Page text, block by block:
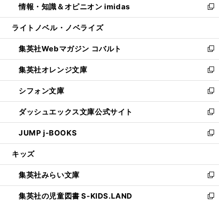
く
で
開
ド
ウ
開
く
ィ
ン
ウ
で
開
く
い
ウ
ン
ド
ウ
で
開
く
情報・知識＆オピニオン imidas
新
し
ウ
ィ
ン
ド
ウ
で
開
く
ライトノベル・ノベライズ
集英社Webマガジン コバルト
新
し
い
ウ
ィ
ン
ド
ウ
で
開
集英社オレンジ文庫
新
し
い
ウ
ィ
ン
ド
ウ
開
く
シフォン文庫
新
し
い
ウ
ィ
ン
ウ
で
開
く
ダッシュエックス文庫公式サイト
新
し
い
ウ
ン
ド
ウ
で
JUMP j-BOOKS
新
し
ウ
ィ
ン
ド
キッズ
集英社みらい文庫
新
し
い
集英社の児童図書 S-KIDS.LAND
新